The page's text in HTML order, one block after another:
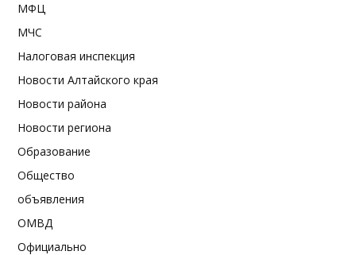
МФЦ
МЧС
Налоговая инспекция
Новости Алтайского края
Новости района
Новости региона
Образование
Общество
объявления
ОМВД
Официально